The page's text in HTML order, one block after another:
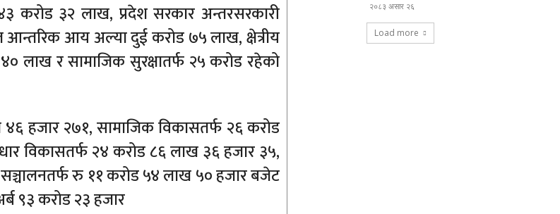
करोड ३२ लाख, प्रदेश सरकार अन्तरसरकारी
आन्तरिक आय अल्या दुई करोड ७५ लाख, क्षेत्रीय
लाख र सामाजिक सुरक्षातर्फ २५ करोड रहेको
हजार २७१, सामाजिक विकासतर्फ २६ करोड
विकासतर्फ २४ करोड ८६ लाख ३६ हजार ३५,
रु ११ करोड ५४ लाख ५० हजार बजेट
९३ करोड २३ हजार
२०८३ असार २६
Load more